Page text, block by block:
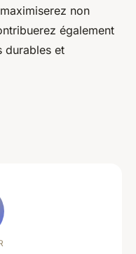
non
également
durables et